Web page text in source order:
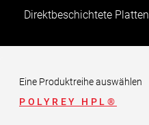
Direktbeschichtete Platten
Eine Produktreihe auswählen
POLYREY HPL®